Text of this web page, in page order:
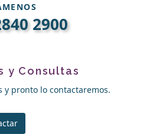
2900
y Consultas
y pronto lo contactaremos.